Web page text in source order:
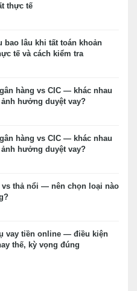
thực tế
bao lâu khi tất toán khoản
tế và cách kiểm tra
hàng vs CIC — khác nhau
hưởng duyệt vay?
hàng vs CIC — khác nhau
hưởng duyệt vay?
thả nổi — nên chọn loại nào
vay tiền online — điều kiện
thế, kỳ vọng đúng